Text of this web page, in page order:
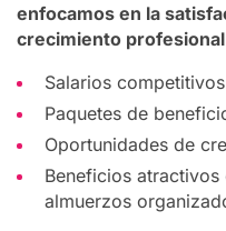
enfocamos en la
crecimiento profesional
Salarios competitivos
Paquetes de
Oportunidades de
Beneficios
almuerzos